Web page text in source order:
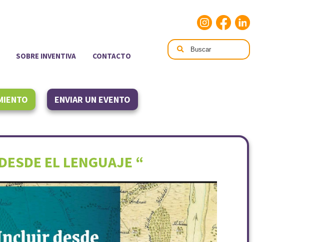
SOBRE INVENTIVA CONTACTO
ENVIAR UN EVENTO
EL LENGUAJE “